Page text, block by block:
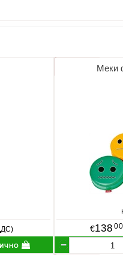
Меки
€138 00